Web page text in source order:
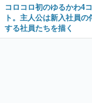
コロコロ初のゆるかわ4
ト。主人公は新入社員
する社員たちを描く